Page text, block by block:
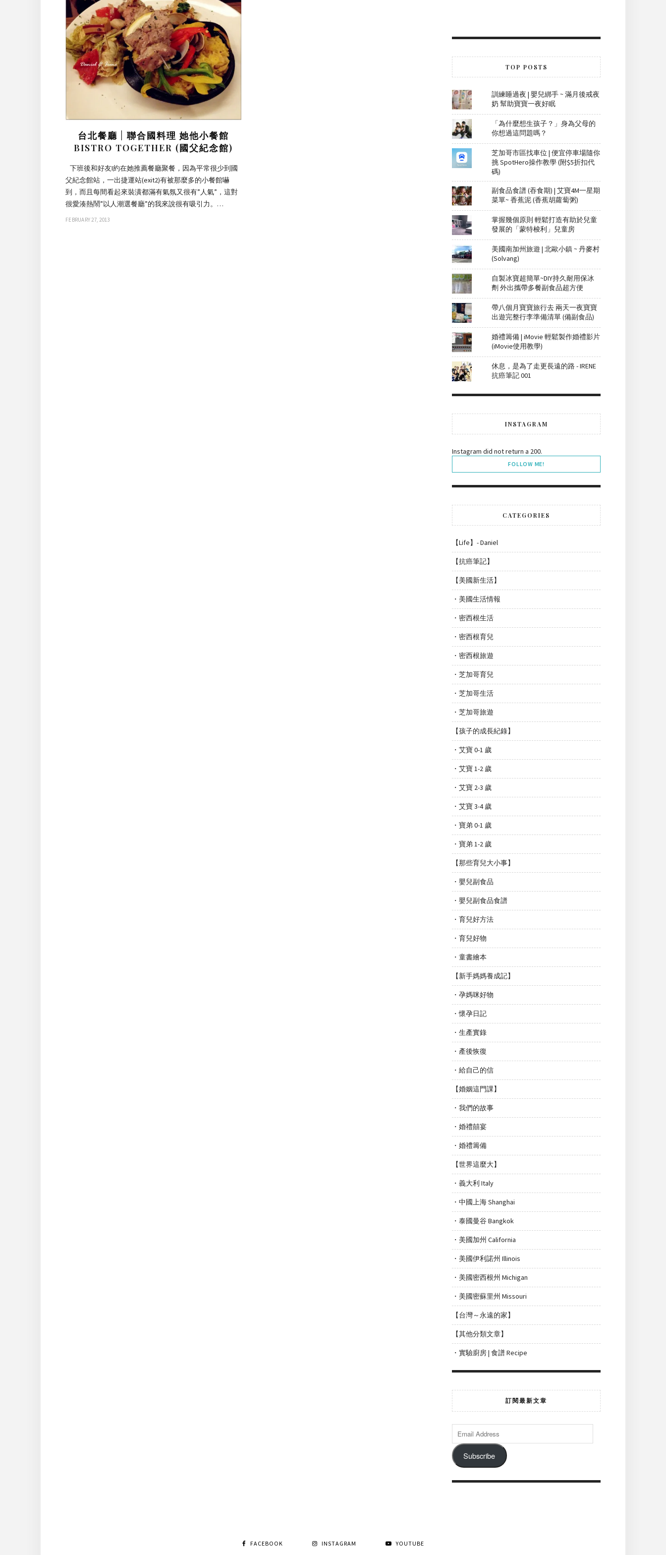
台北餐廳 | 聯合國料理 她他小餐館
BISTRO TOGETHER (國父紀念館)
下班後和好友I約在她推薦餐廳聚餐，因為平常很少到國
父紀念館站，一出捷運站(exit2)有被那麼多的小餐館嚇
到，而且每間看起來裝潢都滿有氣氛又很有”人氣”，這對
很愛湊熱鬧”以人潮選餐廳”的我來說很有吸引力。…
FEBRUARY 27, 2013
TOP POSTS
訓練睡過夜 | 嬰兒綁手 ~ 滿月後戒夜
奶 幫助寶寶一夜好眠
「為什麼想生孩子？」身為父母的
你想過這問題嗎？
芝加哥市區找車位 | 便宜停車場隨你
挑 SpotHero操作教學 (附$5折扣代
碼)
副食品食譜 (吞食期) | 艾寶4M一星期
菜單~ 香蕉泥 (香蕉胡蘿蔔粥)
掌握幾個原則 輕鬆打造有助於兒童
發展的「蒙特梭利」兒童房
美國南加州旅遊 | 北歐小鎮 ~ 丹麥村
(Solvang)
自製冰寶超簡單~DIY持久耐用保冰
劑 外出攜帶多餐副食品超方便
帶八個月寶寶旅行去 兩天一夜寶寶
出遊完整行李準備清單 (備副食品)
婚禮籌備 | iMovie 輕鬆製作婚禮影片
(iMovie使用教學)
休息，是為了走更長遠的路 - IRENE
抗癌筆記 001
INSTAGRAM
Instagram did not return a 200.
FOLLOW ME!
CATEGORIES
【Life】- Daniel
【抗癌筆記】
【美國新生活】
・美國生活情報
・密西根生活
・密西根育兒
・密西根旅遊
・芝加哥育兒
・芝加哥生活
・芝加哥旅遊
【孩子的成長紀錄】
・艾寶 0-1 歲
・艾寶 1-2 歲
・艾寶 2-3 歲
・艾寶 3-4 歲
・寶弟 0-1 歲
・寶弟 1-2 歲
【那些育兒大小事】
・嬰兒副食品
・嬰兒副食品食譜
・育兒好方法
・育兒好物
・童書繪本
【新手媽媽養成記】
・孕媽咪好物
・懷孕日記
・生產實錄
・產後恢復
・給自己的信
【婚姻這門課】
・我們的故事
・婚禮囍宴
・婚禮籌備
【世界這麼大】
・義大利 Italy
・中國上海 Shanghai
・泰國曼谷 Bangkok
・美國加州 California
・美國伊利諾州 Illinois
・美國密西根州 Michigan
・美國密蘇里州 Missouri
【台灣～永遠的家】
【其他分類文章】
・實驗廚房 | 食譜 Recipe
訂閱最新文章
Subscribe
FACEBOOK INSTAGRAM YOUTUBE